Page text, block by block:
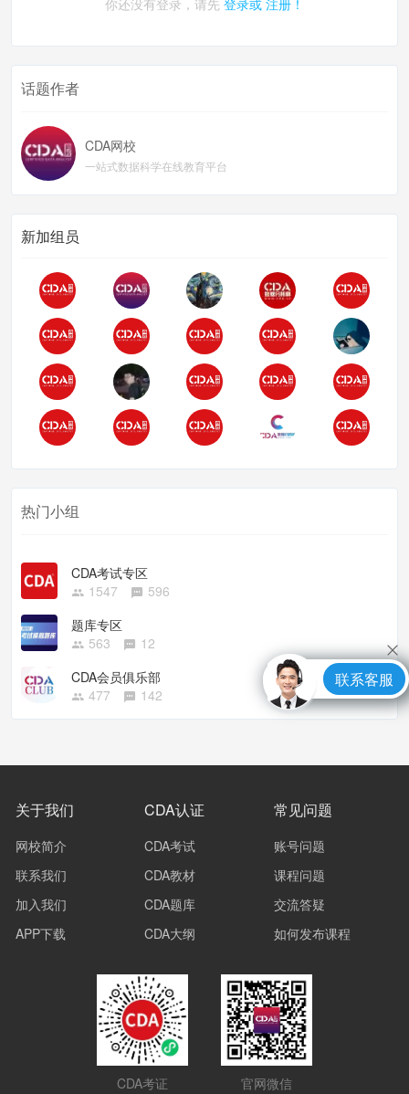
你还没有登录，请先 登录或 注册！
话题作者
CDA网校
一站式数据科学在线教育平台
新加组员
热门小组
CDA考试专区
1547
596
题库专区
563
12
CDA会员俱乐部
477
142
关于我们
网校简介
联系我们
加入我们
APP下载
CDA认证
CDA考试
CDA教材
CDA题库
CDA大纲
常见问题
账号问题
课程问题
交流答疑
如何发布课程
CDA考证 官网微信
联系客服